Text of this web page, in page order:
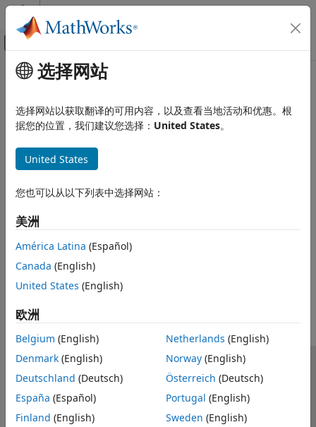
跳到内容
画布外导航菜单切换
文档主页
主要内容
本页内容对您有帮助吗？
选择网站
选择网站以获取翻译的可用内容，以及查看当地活动和优惠。根
据您的位置，我们建议您选择： United States。
United States
您也可以从以下列表中选择网站：
美洲
América Latina (Español)
Canada (English)
United States (English)
欧洲
Belgium (English)
Denmark (English)
Deutschland (Deutsch)
España (Español)
Finland (English)
Netherlands (English)
Norway(English)
Österreich (Deutsch)
Portugal (English)
Sweden (English)
信任中心 商标 隐私政策 防盗版
应用程序状态
联系我们
© 1994-2026 The MathWorks, Inc.